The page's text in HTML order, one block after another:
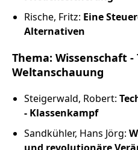
Spenden
Über uns
Russland intern
Fundus
Bildungsarbeit
Rische, Fritz: Eine
Alternativen
Thema: Wissenschaft -
Weltanschauung
Steigerwald, Robert:
- Klassenkampf
Sandkühler, Hans Jörg: